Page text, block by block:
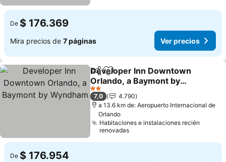
De $ 176.369
Mira precios de 7 páginas Ver precios
CompartirAgregar a favoritos
Developer Inn Downtown
Orlando, a Baymont by
Wyndham
Ver precios
2 Estrellas
7,0
4.790
a 13.6 km de: Aeropuerto Internacional de
Orlando
Habitaciones e instalaciones recién
renovadas
De $ 176.954